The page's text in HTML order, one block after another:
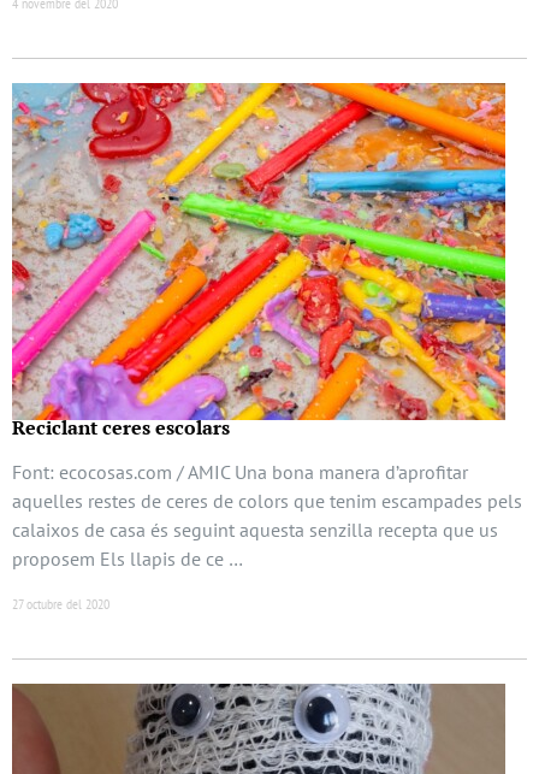
Reciclant ceres escolars
Font: ecocosas.com / AMIC Una bona manera d’aprofitar
aquelles restes de ceres de colors que tenim escampades pels
calaixos de casa és seguint aquesta senzilla recepta que us
proposem Els llapis de ce …
27 octubre del 2020